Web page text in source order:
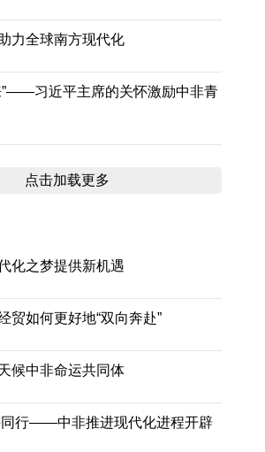
力全球南方现代化
”——习近平主席的关怀激励中非青
点击加载更多
化之梦提供新机遇
贸如何更好地“双向奔赴”
候中非命运共同体
同行——中非推进现代化进程开辟